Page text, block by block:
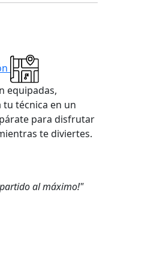
equipadas,
tu técnica en un
para disfrutar
te diviertes.
partido al máximo!"